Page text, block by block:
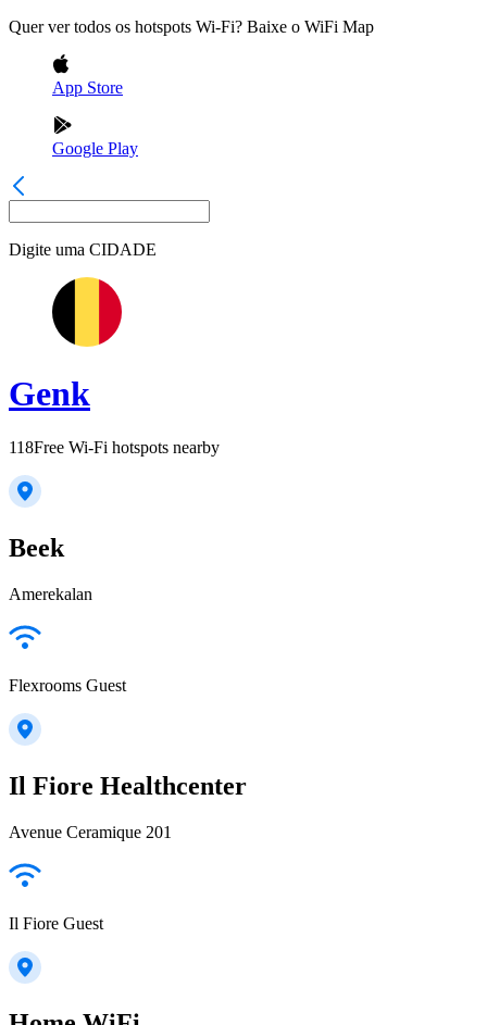
Quer ver todos os hotspots Wi-Fi? Baixe o WiFi Map
App Store
Google Play
Digite uma CIDADE
Genk
118Free Wi-Fi hotspots nearby
Beek
Amerekalan
Flexrooms Guest
Il Fiore Healthcenter
Avenue Ceramique 201
Il Fiore Guest